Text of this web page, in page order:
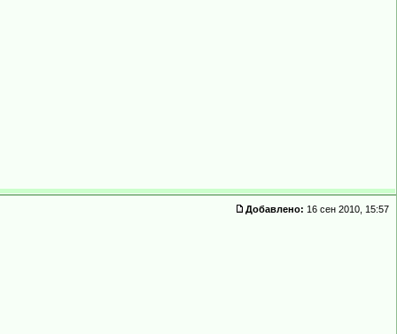
Добавлено: 16 сен 2010, 15:57